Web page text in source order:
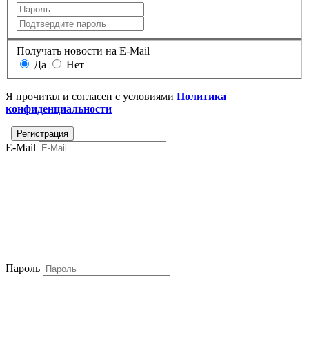
Получать новости на E-Mail
Да
Нет
Я прочитал и согласен с условиями Политика
конфиденциальности
E-Mail
Пароль